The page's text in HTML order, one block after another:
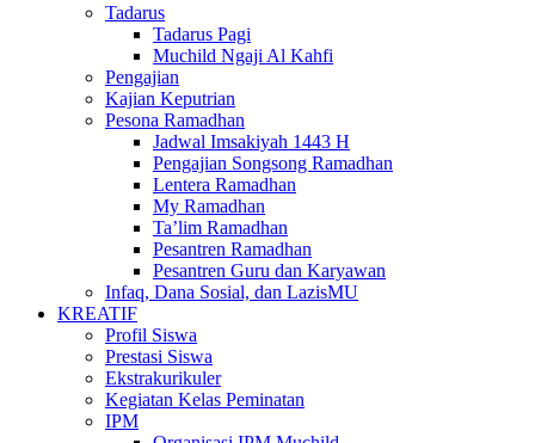
Tadarus
Tadarus Pagi
Muchild Ngaji Al Kahfi
Pengajian
Kajian Keputrian
Pesona Ramadhan
Jadwal Imsakiyah 1443 H
Pengajian Songsong Ramadhan
Lentera Ramadhan
My Ramadhan
Ta’lim Ramadhan
Pesantren Ramadhan
Pesantren Guru dan Karyawan
Infaq, Dana Sosial, dan LazisMU
KREATIF
Profil Siswa
Prestasi Siswa
Ekstrakurikuler
Kegiatan Kelas Peminatan
IPM